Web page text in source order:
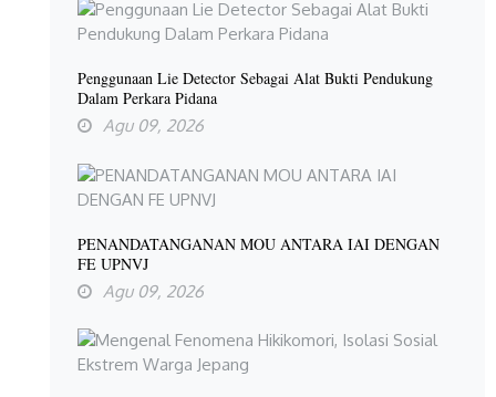
Penggunaan Lie Detector Sebagai Alat Bukti Pendukung
Dalam Perkara Pidana
Agu 09, 2026
PENANDATANGANAN MOU ANTARA IAI DENGAN
FE UPNVJ
Agu 09, 2026